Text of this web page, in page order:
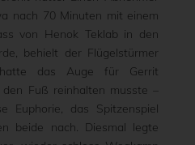
nach 70 Minuten mit einem
von Henok Teklab in den
behielt der Flügelstürmer
das Auge für Gerrit
Fuß reinhalten musste –
Euphorie, das Spitzenspiel
beide nach. Diesmal legte